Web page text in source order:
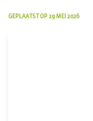
GEPLAATST OP29 MEI 2026